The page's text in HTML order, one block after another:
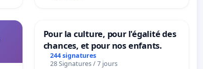
Pour la culture, pour l'égalité des
chances, et pour nos enfants.
244 signatures
28 Signatures / 7 jours